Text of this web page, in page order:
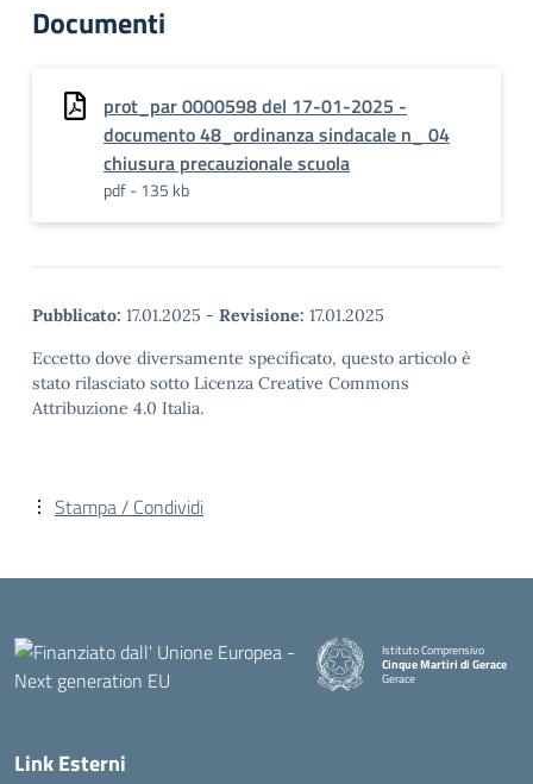
Documenti
prot_par 0000598 del 17-01-2025 -
documento 48_ordinanza sindacale n_ 04
chiusura precauzionale scuola
pdf - 135 kb
Pubblicato: 17.01.2025 - Revisione: 17.01.2025
Eccetto dove diversamente specificato, questo articolo è
stato rilasciato sotto Licenza Creative Commons
Attribuzione 4.0 Italia.
Stampa / Condividi
Istituto Comprensivo
Cinque Martiri di Gerace
Gerace
Link Esterni